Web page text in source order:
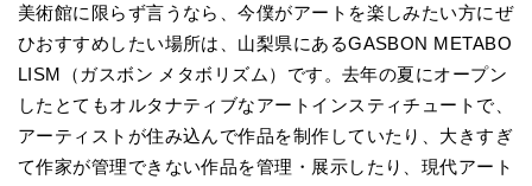
美術館に限らず言うなら、今僕がアートを楽しみたい方にぜ
ひおすすめしたい場所は、山梨県にあるGASBON METABO
LISM（ガスボン メタボリズム）です。去年の夏にオープン
したとてもオルタナティブなアートインスティチュートで、
アーティストが住み込んで作品を制作していたり、大きすぎ
て作家が管理できない作品を管理・展示したり、現代アート